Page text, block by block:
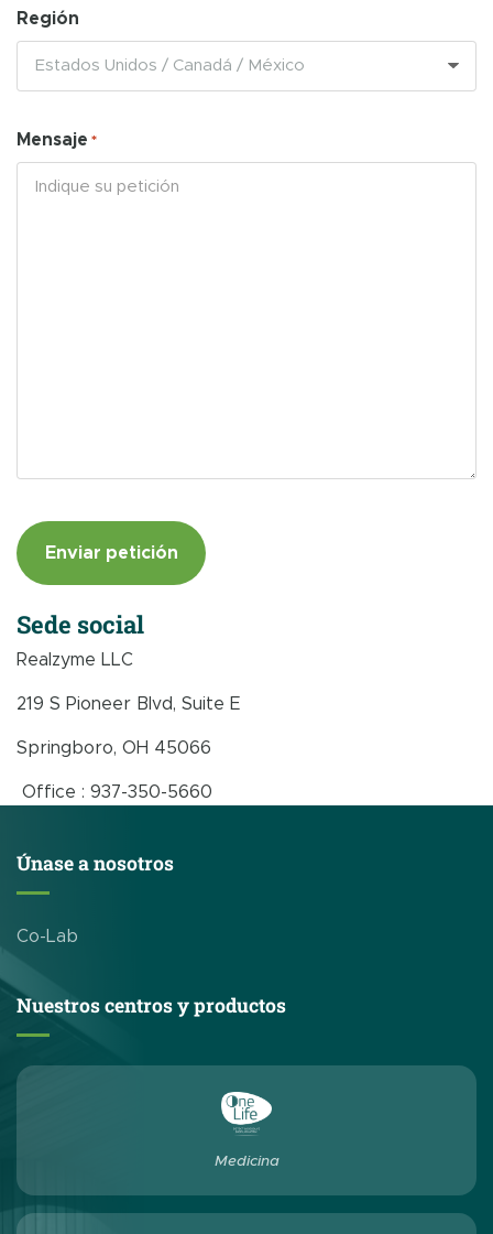
Región
Mensaje *
Sede social
Realzyme LLC
219 S Pioneer Blvd, Suite E
Springboro, OH 45066
Office : 937-350-5660
Únase a nosotros
Co-Lab
Nuestros centros y productos
Medicina